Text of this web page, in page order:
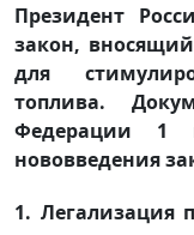
Президент
закон,
для
топлива.
Федерации 1
нововведения
1. Легализация